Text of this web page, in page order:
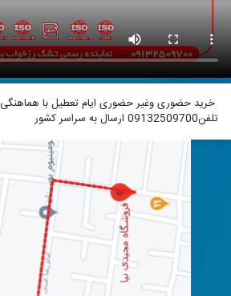
خرید حضوری وغیر حضوری ایام تعطیل با هماهنگی
تلفن09132509700 ارسال به سراسر کشور